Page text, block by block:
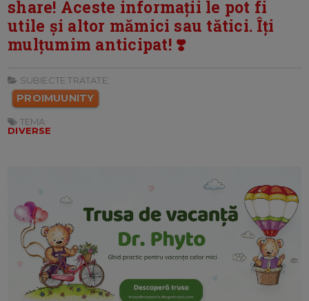
share! Aceste informații le pot fi
utile și altor mămici sau tătici. Îți
mulțumim anticipat! ❣️
SUBIECTE TRATATE:
PROIMUUNITY
TEMA:
DIVERSE